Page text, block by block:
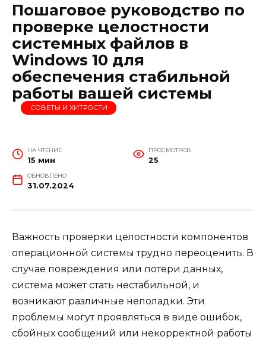
Пошаговое руководство по
проверке целостности
системных файлов в
Windows 10 для
обеспечения стабильной
работы вашей системы
СОВЕТЫ И ХИТРОСТИ
НА ЧТЕНИЕ
15 мин
ПРОСМОТРОВ
25
ОБНОВЛЕНО
31.07.2024
Важность проверки целостности компонентов
операционной системы трудно переоценить. В
случае повреждения или потери данных,
система может стать нестабильной, и
возникают различные неполадки. Эти
проблемы могут проявляться в виде ошибок,
сбойных сообщений или некорректной работы